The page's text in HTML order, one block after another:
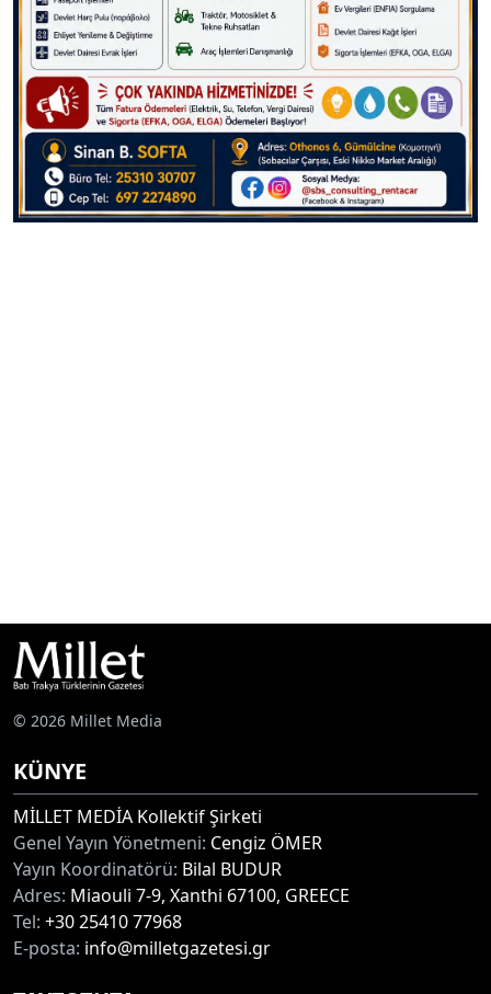
© 2026 Millet Media
KÜNYE
MİLLET MEDİA Kollektif Şirketi
Genel Yayın Yönetmeni: Cengiz ÖMER
Yayın Koordinatörü: Bilal BUDUR
Adres: Miaouli 7-9, Xanthi 67100, GREECE
Tel: +30 25410 77968
E-posta: info@milletgazetesi.gr